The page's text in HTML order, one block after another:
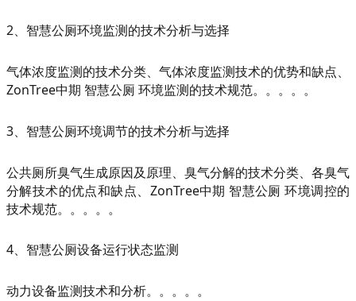
2、智慧公厕环境监测的技术分析与选择
气体浓度监测的技术分类、气体浓度监测技术的优势和缺点、
ZonTree中期 智慧公厕 环境监测的技术规范。。。。。
3、智慧公厕环境调节的技术分析与选择
公共厕所臭气生成原因及原理、臭气分解的技术分类、各臭气
分解技术的优点和缺点、ZonTree中期 智慧公厕 环境调控的
技术规范。。。。。
4、智慧公厕设备运行状态监测
动力设备监测技术和分析。。。。。